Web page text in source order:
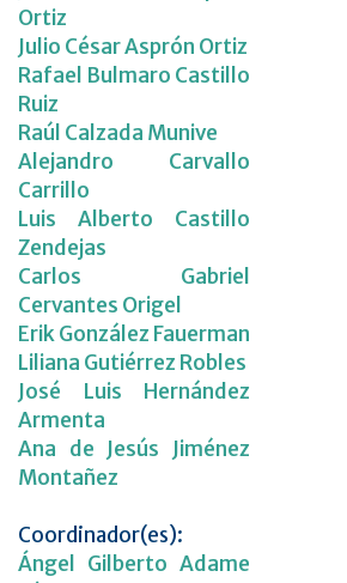
Ortiz
Julio César Asprón Ortiz
Rafael Bulmaro Castillo
Ruiz
Raúl Calzada Munive
Alejandro Carvallo
Carrillo
Luis Alberto Castillo
Zendejas
Carlos Gabriel
Cervantes Origel
Erik González Fauerman
Liliana Gutiérrez Robles
José Luis Hernández
Armenta
Ana de Jesús Jiménez
Montañez
Coordinador(es):
Ángel Gilberto Adame